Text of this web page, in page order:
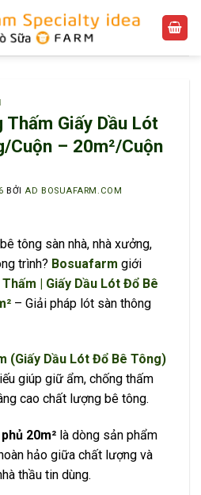
Thấm Giấy Dầu Lót
Cuộn – 20m²/Cuộn
BỞI AD BOSUAFARM.COM
tông sàn nhà, nhà xưởng,
trình? Bosuafarm giới
| Giấy Dầu Lót Đổ Bê
– Giải pháp lót sàn thông
(Giấy Dầu Lót Đổ Bê Tông)
giúp giữ ẩm, chống thấm
cao chất lượng bê tông.
20m² là dòng sản phẩm
hảo giữa chất lượng và
thầu tin dùng.